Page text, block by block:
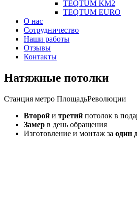
TEQTUM KM2
TEQTUM EURO
О нас
Сотрудничество
Наши работы
Отзывы
Контакты
Натяжные потолки
Станция метро ПлощадьРеволюции
Второй и третий потолок в
Замер в день обращения
Изготовление и монтаж за один